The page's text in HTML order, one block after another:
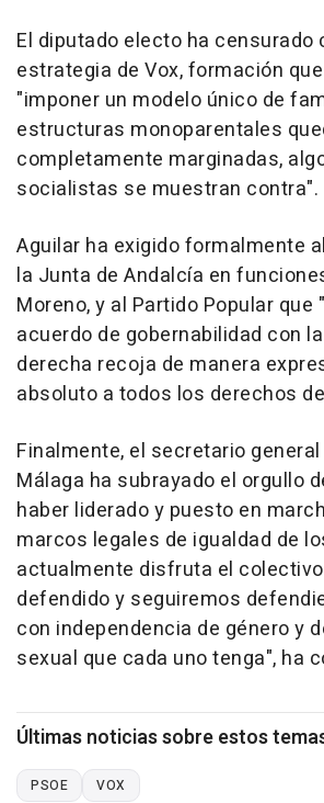
El diputado electo ha censurado
estrategia de Vox, formación
"imponer un modelo único de
estructuras monoparentales
completamente marginadas,
socialistas se muestran contra".
Aguilar ha exigido formalmente
la Junta de Andalcía en
Moreno, y al Partido Popular que
acuerdo de gobernabilidad con
derecha recoja de manera
absoluto a todos los derechos
Finalmente, el secretario general
Málaga ha subrayado el orgullo
haber liderado y puesto en
marcos legales de igualdad de
actualmente disfruta el
defendido y seguiremos
con independencia de género y
sexual que cada uno tenga", ha
Últimas noticias sobre estos
PSOE VOX